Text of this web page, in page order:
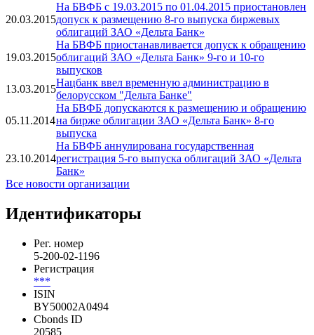
20.03.2015
На БВФБ с 19.03.2015 по 01.04.2015 приостановлен
допуск к размещению 8-го выпуска биржевых
облигаций ЗАО «Дельта Банк»
19.03.2015
На БВФБ приостанавливается допуск к обращению
облигаций ЗАО «Дельта Банк» 9-го и 10-го
выпусков
13.03.2015
Нацбанк ввел временную администрацию в
белорусском "Дельта Банке"
05.11.2014
На БВФБ допускаются к размещению и обращению
на бирже облигации ЗАО «Дельта Банк» 8-го
выпуска
23.10.2014
На БВФБ аннулирована государственная
регистрация 5-го выпуска облигаций ЗАО «Дельта
Банк»
Все новости организации
Идентификаторы
Рег. номер
5-200-02-1196
Регистрация
***
ISIN
BY50002A0494
Cbonds ID
20585